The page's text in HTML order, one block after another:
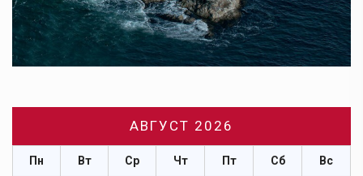
АВГУСТ 2026
Пн Вт Ср Чт Пт Сб Вс